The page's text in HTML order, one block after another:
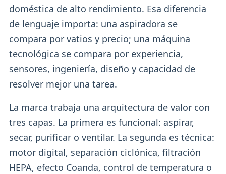
doméstica de alto rendimiento. Esa diferencia
de lenguaje importa: una aspiradora se
compara por vatios y precio; una máquina
tecnológica se compara por experiencia,
sensores, ingeniería, diseño y capacidad de
resolver mejor una tarea.
La marca trabaja una arquitectura de valor con
tres capas. La primera es funcional: aspirar,
secar, purificar o ventilar. La segunda es técnica:
motor digital, separación ciclónica, filtración
HEPA, efecto Coanda, control de temperatura o